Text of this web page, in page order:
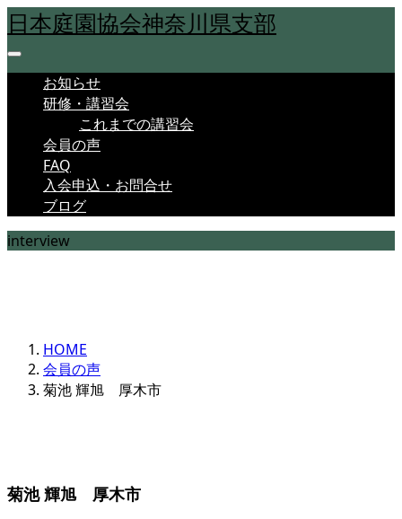
日本庭園協会神奈川県支部
お知らせ
研修・講習会
これまでの講習会
会員の声
FAQ
入会申込・お問合せ
ブログ
interview
HOME
会員の声
菊池 輝旭 厚木市
菊池 輝旭 厚木市